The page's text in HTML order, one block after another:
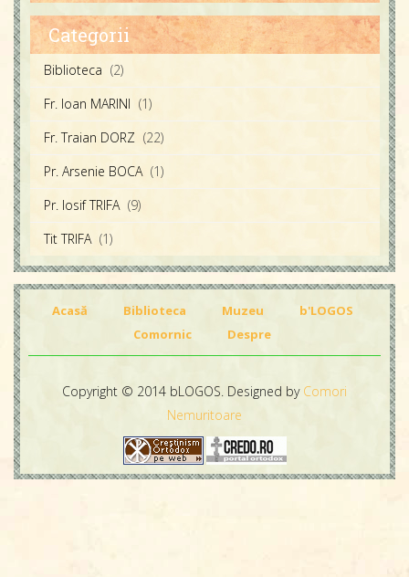
Părintele Iosif Trifa
Fratele Traian Dorz
Fratele Ioan Marini
Categorii
Biblioteca (2)
Fr. Ioan MARINI (1)
Fr. Traian DORZ (22)
Pr. Arsenie BOCA (1)
Pr. Iosif TRIFA (9)
Tit TRIFA (1)
Acasă Biblioteca Muzeu
b'LOGOS
Comornic
Despre
Copyright © 2014 bLOGOS. Designed by Comori
Nemuritoare